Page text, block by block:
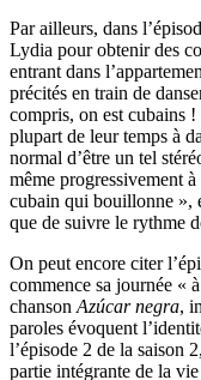
Par ailleurs, dans
Lydia pour obtenir des
entrant dans
précités en train de
compris, on est cubains
plupart de leur temps à
normal d’être un tel
même progressivement
cubain qui bouillonne »,
que de suivre le rythme
On peut encore citer
commence sa journée «
chansonAzúcar negra,
paroles évoquent
l’épisode 2 de la saison
partie intégrante de la